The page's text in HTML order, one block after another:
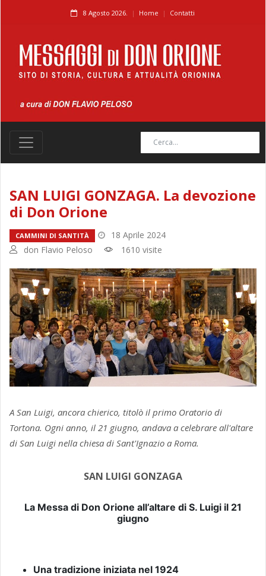
8 Agosto 2026. Home Contatti
SAN LUIGI GONZAGA. La devozione
di Don Orione
CAMMINI DI SANTITÀ
18 Aprile 2024
don Flavio Peloso
1610 visite
A San Luigi, ancora chierico, titolò il primo Oratorio di
Tortona. Ogni anno, il 21 giugno, andava a celebrare all'altare
di San Luigi nella chiesa di Sant'Ignazio a Roma.
SAN LUIGI GONZAGA
La Messa di Don Orione all’altare di S. Luigi il 21
giugno
Una tradizione iniziata nel 1924